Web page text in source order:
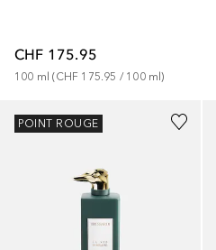
CHF 175.95
100 ml (CHF 175.95 / 100 ml)
POINT ROUGE